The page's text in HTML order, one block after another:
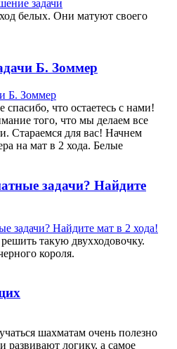
белых. Они матуют своего
Б. Зоммер
что остаетесь с нами!
того, что мы делаем все
Стараемся для вас! Начнем
на мат в 2 хода. Белые
задачи? Найдите
такую двухходовочку.
короля.
шахматам очень полезно
развивают логику, а самое